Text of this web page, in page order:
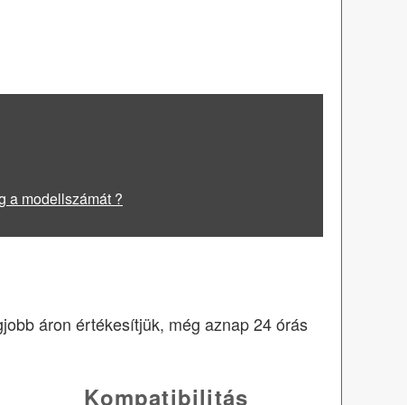
a modellszámát ?
áron értékesítjük, még aznap 24 órás
Kompatibilitás